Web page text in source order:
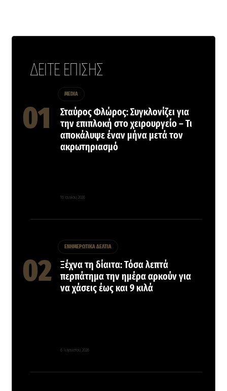
ΔΕΙΤΕ ΕΠΙΣΗΣ
MEDIA
Σταύρος Φλώρος: Συγκλονίζει για
την επιπλοκή στο χειρουργείο – Τι
αποκάλυψε έναν μήνα μετά τον
ακρωτηριασμό
16 Ιουνίου, 2026
ΕΝΗΜΕΡΩΤΙΚΑ ΔΕΛΤΙΑ
Ξέχνα τη δίαιτα: Τόσα λεπτά
περπάτημα την ημέρα αρκούν για
να χάσεις έως και 9 κιλά
6 Αυγούστου, 2026